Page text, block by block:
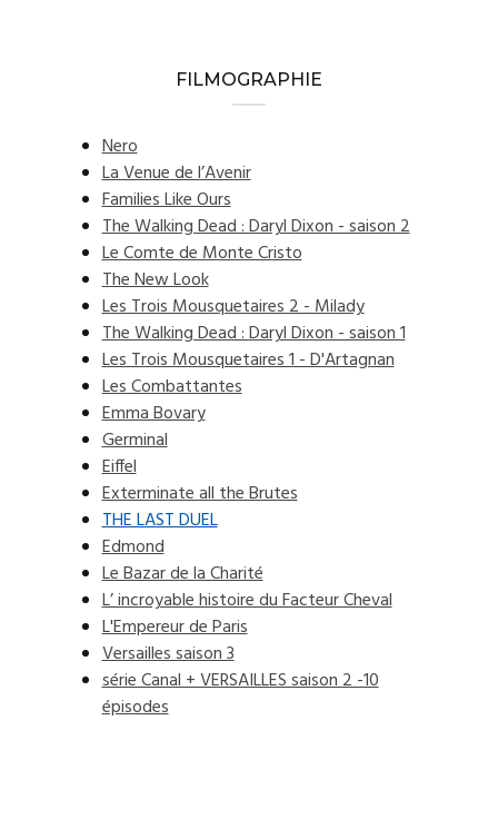
FILMOGRAPHIE
Nero
La Venue de l’Avenir
Families Like Ours
The Walking Dead : Daryl Dixon - saison 2
Le Comte de Monte Cristo
The New Look
Les Trois Mousquetaires 2 - Milady
The Walking Dead : Daryl Dixon - saison 1
Les Trois Mousquetaires 1 - D'Artagnan
Les Combattantes
Emma Bovary
Germinal
Eiffel
Exterminate all the Brutes
THE LAST DUEL
Edmond
Le Bazar de la Charité
L’ incroyable histoire du Facteur Cheval
L'Empereur de Paris
Versailles saison 3
série Canal + VERSAILLES saison 2 -10
épisodes